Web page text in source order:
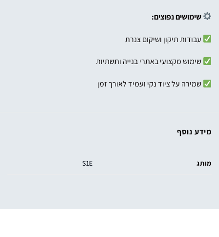
שימושים נפוצים:
עבודות תיקון ושיקום צנרת
שימוש מקצועי באתרי בנייה ותשתיות
שמירה על ציוד נקי ועמיד לאורך זמן
מידע נוסף
מותג S1E